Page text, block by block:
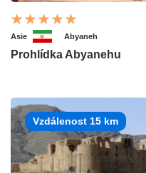
Asie Abyaneh
Prohlídka Abyanehu
Vzdálenost 15 km